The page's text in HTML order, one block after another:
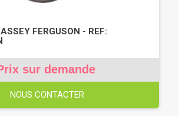
FERGUSON - REF:
sur demande
NOUS CONTACTER